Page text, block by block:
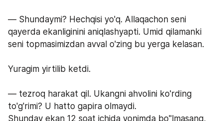
— Shundaymi? Hechqisi yo'q. Allaqachon seni
qayerda ekanliginini aniqlashyapti. Umid qilamanki
seni topmasimizdan avval o'zing bu yerga kelasan.
Yuragim yirtilib ketdi.
— tezroq harakat qil. Ukangni ahvolini ko'rding
to'g'rimi? U hatto gapira olmaydi.
Shunday ekan 12 soat ichida yonimda bo"lmasang,